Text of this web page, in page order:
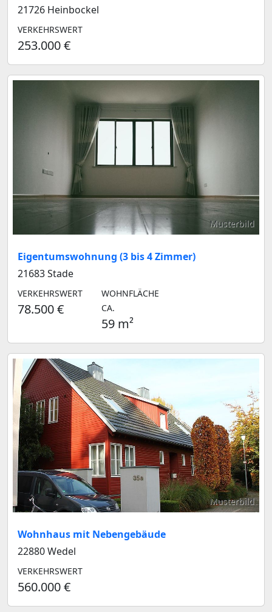
21726 Heinbockel
VERKEHRSWERT
253.000 €
Musterbild
Eigentumswohnung (3 bis 4 Zimmer)
21683 Stade
VERKEHRSWERT
78.500 €
WOHNFLÄCHE
CA.
59 m²
Musterbild
Wohnhaus mit Nebengebäude
22880 Wedel
VERKEHRSWERT
560.000 €